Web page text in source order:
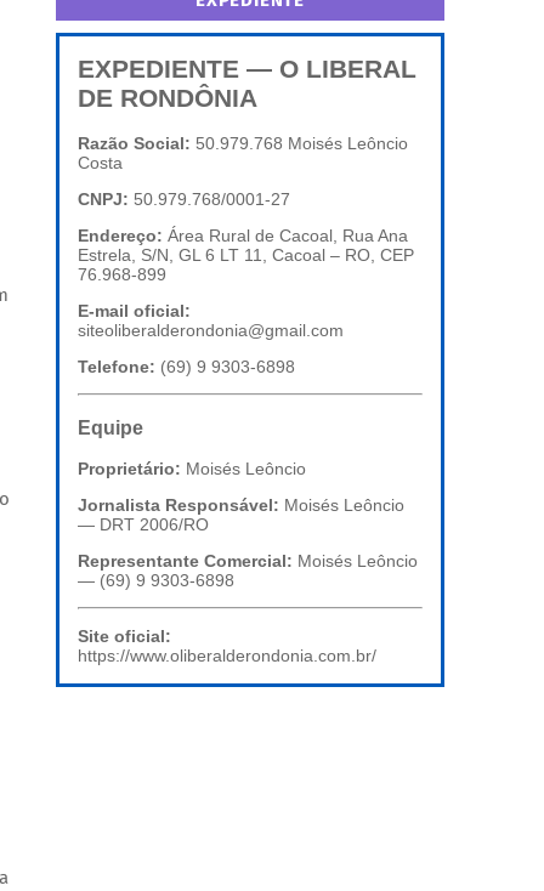
EXPEDIENTE — O LIBERAL
DE RONDÔNIA
Razão Social: 50.979.768 Moisés Leôncio
Costa
CNPJ: 50.979.768/0001-27
Endereço: Área Rural de Cacoal, Rua Ana
Estrela, S/N, GL 6 LT 11, Cacoal – RO, CEP
76.968-899
E-mail oficial:
siteoliberalderondonia@gmail.com
Telefone: (69) 9 9303-6898
Equipe
Proprietário: Moisés Leôncio
Jornalista Responsável: Moisés Leôncio
— DRT 2006/RO
Representante Comercial: Moisés Leôncio
— (69) 9 9303-6898
Site oficial:
https://www.oliberalderondonia.com.br/